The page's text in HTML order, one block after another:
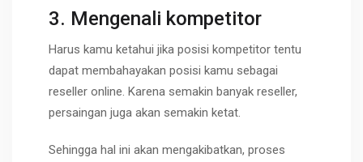
3. Mengenali kompetitor
Harus kamu ketahui jika posisi kompetitor tentu
dapat membahayakan posisi kamu sebagai
reseller online. Karena semakin banyak reseller,
persaingan juga akan semakin ketat.
Sehingga hal ini akan mengakibatkan, proses